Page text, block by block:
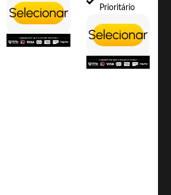
Selecionar
Prioritário
Selecionar